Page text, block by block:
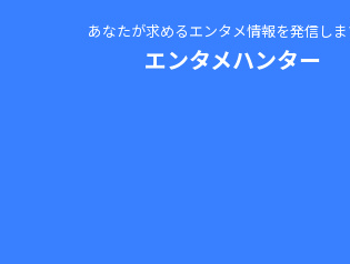
あなたが求めるエンタメ情報を発信しま
エンタメハンター